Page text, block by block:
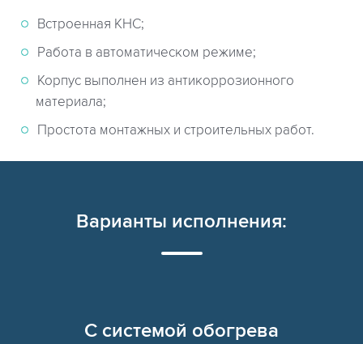
Встроенная КНС;
Работа в автоматическом режиме;
Корпус выполнен из антикоррозионного
материала;
Простота монтажных и строительных работ.
Варианты исполнения:
C системой обогрева